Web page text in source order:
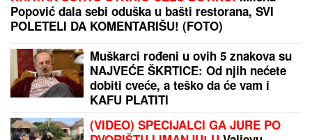
Tropski talas ne mora da bude POGUBAN ZA
CVEĆE: Evo kako da spasite MUŠKATLE, PETUNIJE
I FIKUSE - osam trikova koji prave čudo